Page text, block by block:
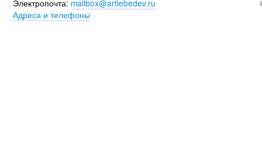
Электропочта: mailbox@artlebedev.ru
Адреса и телефоны